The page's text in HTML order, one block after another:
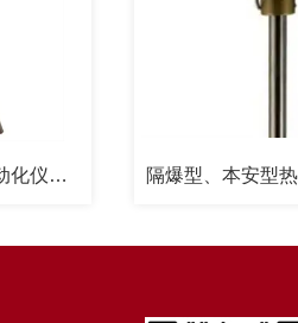
隔爆铂电阻-上海自动化仪表三厂